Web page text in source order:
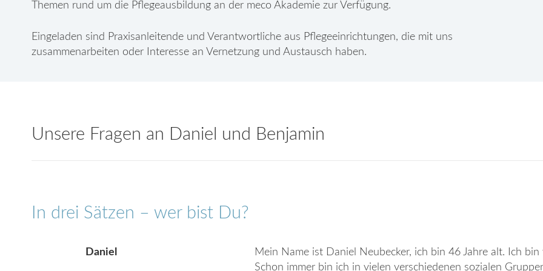
Themen rund um die Pflegeausbildung an der meco Akademie zur Verfügung.
Eingeladen sind Praxisanleitende und Verantwortliche aus Pflegeeinrichtungen, die mit uns
zusammenarbeiten oder Interesse an Vernetzung und Austausch haben.
Unsere Fragen an Daniel und Benjamin
In drei Sätzen – wer bist Du?
Daniel
Mein Name ist Daniel Neubecker, ich bin 46 Jahre alt. Ich
Schon immer bin ich in vielen verschiedenen sozialen